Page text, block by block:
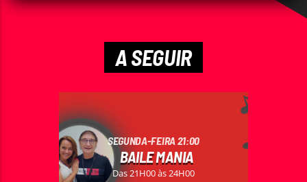
O QUE VAI SER DE MIM (2007)
Rádio No ar
A SEGUIR
SEGUNDA-FEIRA 21:00
BAILE MANIA
Das 21H00 às 24H00